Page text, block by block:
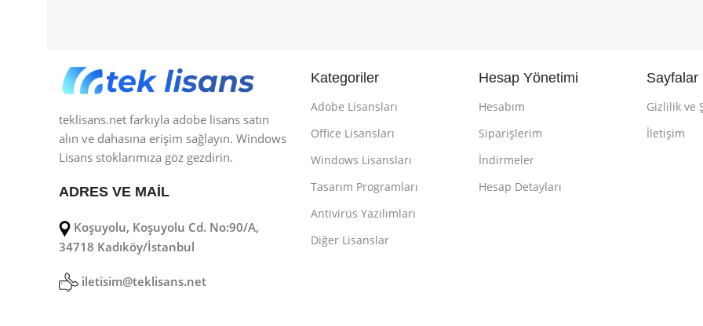
teklisans.net farkıyla adobe lisans satın
alın ve dahasına erişim sağlayın. Windows
Lisans stoklarımıza göz gezdirin.
ADRES VE MAİL
Koşuyolu, Koşuyolu Cd. No:90/A,
34718 Kadıköy/İstanbul
iletisim@teklisans.net
Kategoriler
Adobe Lisansları
Office Lisansları
Windows Lisansları
Tasarım Programları
Antivirüs Yazılımları
Diğer Lisanslar
Hesap Yönetimi
Hesabım
Siparişlerim
İndirmeler
Hesap Detayları
Sayfalar
Gizlilik ve
İletişim